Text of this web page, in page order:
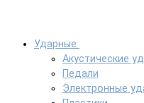
Ударные
Акустические
Педали
Электронные